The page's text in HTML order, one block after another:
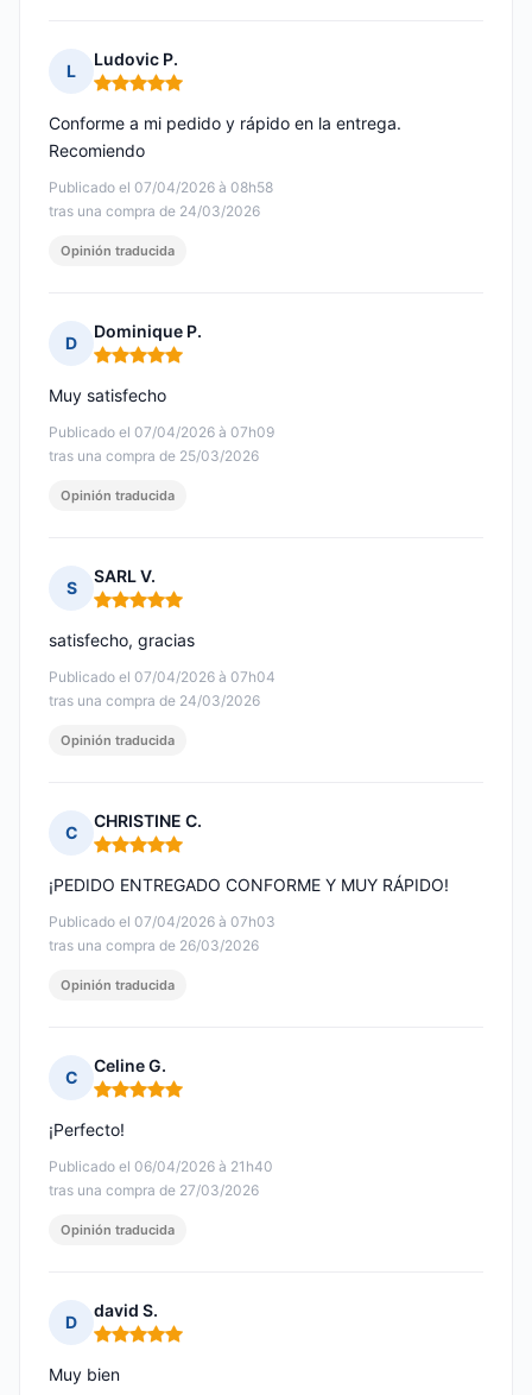
L
Ludovic P.
Nota: 5 de 5
Publicado el 07/04/2026 à 08h58
tras una compra de 24/03/2026
Conforme a mi pedido y rápido en la entrega.
Recomiendo
Opinión traducida
D
Dominique P.
Nota: 5 de 5
Publicado el 07/04/2026 à 07h09
tras una compra de 25/03/2026
Muy satisfecho
Opinión traducida
S
SARL V.
Nota: 5 de 5
Publicado el 07/04/2026 à 07h04
tras una compra de 24/03/2026
satisfecho, gracias
Opinión traducida
C
CHRISTINE C.
Nota: 5 de 5
Publicado el 07/04/2026 à 07h03
tras una compra de 26/03/2026
¡PEDIDO ENTREGADO CONFORME Y MUY RÁPIDO!
Opinión traducida
C
Celine G.
Nota: 5 de 5
Publicado el 06/04/2026 à 21h40
tras una compra de 27/03/2026
¡Perfecto!
Opinión traducida
D
david S.
Nota: 5 de 5
Muy bien